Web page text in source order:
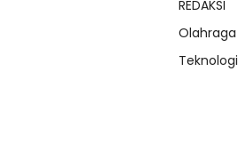
REDAKSI
Olahraga
Teknologi